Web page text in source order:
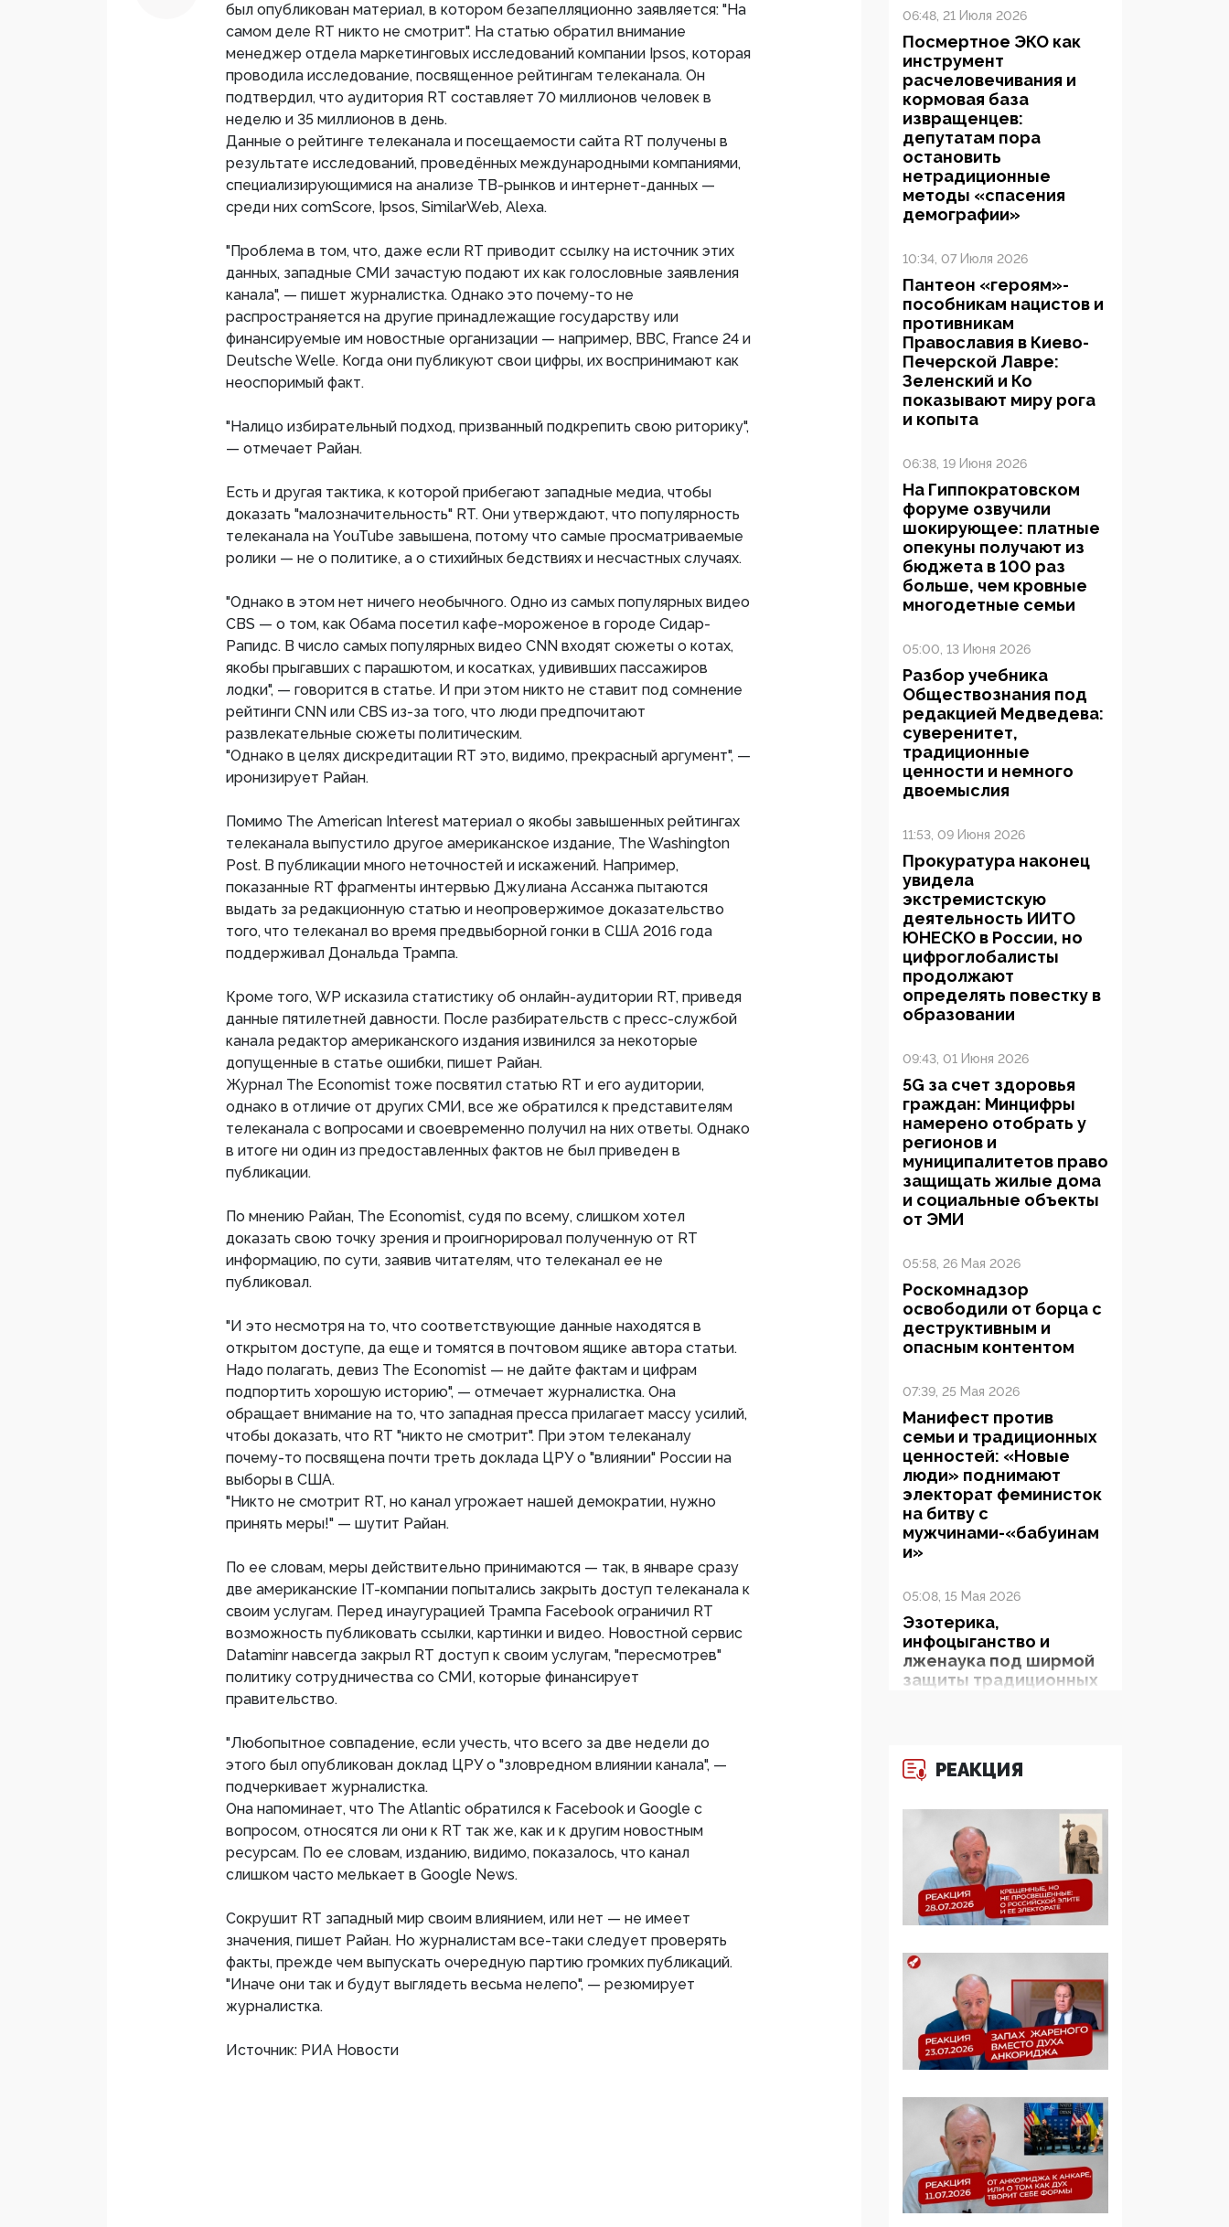
был опубликован материал, в котором безапелляционно заявляется: "На
самом деле RT никто не смотрит". На статью обратил внимание
менеджер отдела маркетинговых исследований компании Ipsos, которая
проводила исследование, посвященное рейтингам телеканала. Он
подтвердил, что аудитория RT составляет 70 миллионов человек в
неделю и 35 миллионов в день.
Данные о рейтинге телеканала и посещаемости сайта RT получены в
результате исследований, проведённых международными компаниями,
специализирующимися на анализе ТВ-рынков и интернет-данных —
среди них comScore, Ipsos, SimilarWeb, Alexa.
"Проблема в том, что, даже если RT приводит ссылку на источник этих
данных, западные СМИ зачастую подают их как голословные заявления
канала", — пишет журналистка. Однако это почему-то не
распространяется на другие принадлежащие государству или
финансируемые им новостные организации — например, BBC, France 24 и
Deutsche Welle. Когда они публикуют свои цифры, их воспринимают как
неоспоримый факт.
"Налицо избирательный подход, призванный подкрепить свою риторику",
— отмечает Райан.
Есть и другая тактика, к которой прибегают западные медиа, чтобы
доказать "малозначительность" RT. Они утверждают, что популярность
телеканала на YouTube завышена, потому что самые просматриваемые
ролики — не о политике, а о стихийных бедствиях и несчастных случаях.
"Однако в этом нет ничего необычного. Одно из самых популярных видео
CBS — о том, как Обама посетил кафе-мороженое в городе Сидар-
Рапидс. В число самых популярных видео CNN входят сюжеты о котах,
якобы прыгавших с парашютом, и косатках, удививших пассажиров
лодки", — говорится в статье. И при этом никто не ставит под сомнение
рейтинги CNN или CBS из-за того, что люди предпочитают
развлекательные сюжеты политическим.
"Однако в целях дискредитации RT это, видимо, прекрасный аргумент", —
иронизирует Райан.
Помимо The American Interest материал о якобы завышенных рейтингах
телеканала выпустило другое американское издание, The Washington
Post. В публикации много неточностей и искажений. Например,
показанные RT фрагменты интервью Джулиана Ассанжа пытаются
выдать за редакционную статью и неопровержимое доказательство
того, что телеканал во время предвыборной гонки в США 2016 года
поддерживал Дональда Трампа.
Кроме того, WP исказила статистику об онлайн-аудитории RT, приведя
данные пятилетней давности. После разбирательств с пресс-службой
канала редактор американского издания извинился за некоторые
допущенные в статье ошибки, пишет Райан.
Журнал The Economist тоже посвятил статью RT и его аудитории,
однако в отличие от других СМИ, все же обратился к представителям
телеканала с вопросами и своевременно получил на них ответы. Однако
в итоге ни один из предоставленных фактов не был приведен в
публикации.
По мнению Райан, The Economist, судя по всему, слишком хотел
доказать свою точку зрения и проигнорировал полученную от RT
информацию, по сути, заявив читателям, что телеканал ее не
публиковал.
"И это несмотря на то, что соответствующие данные находятся в
открытом доступе, да еще и томятся в почтовом ящике автора статьи.
Надо полагать, девиз The Economist — не дайте фактам и цифрам
подпортить хорошую историю", — отмечает журналистка. Она
обращает внимание на то, что западная пресса прилагает массу усилий,
чтобы доказать, что RT "никто не смотрит". При этом телеканалу
почему-то посвящена почти треть доклада ЦРУ о "влиянии" России на
выборы в США.
"Никто не смотрит RT, но канал угрожает нашей демократии, нужно
принять меры!" — шутит Райан.
По ее словам, меры действительно принимаются — так, в январе сразу
две американские IT-компании попытались закрыть доступ телеканала к
своим услугам. Перед инаугурацией Трампа Facebook ограничил RT
возможность публиковать ссылки, картинки и видео. Новостной сервис
Dataminr навсегда закрыл RT доступ к своим услугам, "пересмотрев"
политику сотрудничества со СМИ, которые финансирует
правительство.
"Любопытное совпадение, если учесть, что всего за две недели до
этого был опубликован доклад ЦРУ о "зловредном влиянии канала", —
подчеркивает журналистка.
Она напоминает, что The Atlantic обратился к Facebook и Google с
вопросом, относятся ли они к RT так же, как и к другим новостным
ресурсам. По ее словам, изданию, видимо, показалось, что канал
слишком часто мелькает в Google News.
Сокрушит RT западный мир своим влиянием, или нет — не имеет
значения, пишет Райан. Но журналистам все-таки следует проверять
факты, прежде чем выпускать очередную партию громких публикаций.
"Иначе они так и будут выглядеть весьма нелепо", — резюмирует
журналистка.
Источник: РИА Новости
06:48, 21 Июля 2026
Посмертное ЭКО как
инструмент
расчеловечивания и
кормовая база
извращенцев:
депутатам пора
остановить
нетрадиционные
методы «спасения
демографии»
10:34, 07 Июля 2026
Пантеон «героям»-
пособникам нацистов и
противникам
Православия в Киево-
Печерской Лавре:
Зеленский и Ко
показывают миру рога
и копыта
06:38, 19 Июня 2026
На Гиппократовском
форуме озвучили
шокирующее: платные
опекуны получают из
бюджета в 100 раз
больше, чем кровные
многодетные семьи
05:00, 13 Июня 2026
Разбор учебника
Обществознания под
редакцией Медведева:
суверенитет,
традиционные
ценности и немного
двоемыслия
11:53, 09 Июня 2026
Прокуратура наконец
увидела
экстремистскую
деятельность ИИТО
ЮНЕСКО в России, но
цифроглобалисты
продолжают
определять повестку в
образовании
09:43, 01 Июня 2026
5G за счет здоровья
граждан: Минцифры
намерено отобрать у
регионов и
муниципалитетов право
защищать жилые дома
и социальные объекты
от ЭМИ
05:58, 26 Мая 2026
Роскомнадзор
освободили от борца с
деструктивным и
опасным контентом
07:39, 25 Мая 2026
Манифест против
семьи и традиционных
ценностей: «Новые
люди» поднимают
электорат феминисток
на битву с
мужчинами-«бабуинам
и»
05:08, 15 Мая 2026
Эзотерика,
инфоцыганство и
лженаука под ширмой
защиты традиционных
будущего»
Симулякр патриотизма
и благолепия:
профилактика негатива
среди молодежи снова
отдана на откуп
«движперам»
03:35, 25 Апреля 2026
120 лет
парламентаризма: как
институт
народовластия
превратился в «чего
Правительства и АП
06:29, 15 Апреля 2026
Социальный фонд
России – пионер
жесткого внедрения
РЕАКЦИЯ